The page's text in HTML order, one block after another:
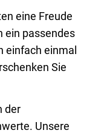
eine Freude
ein passendes
einfach einmal
Sie
der
Unsere